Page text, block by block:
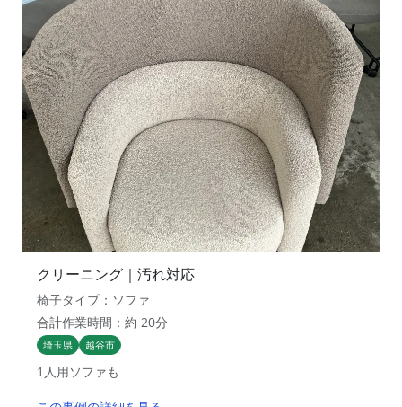
クリーニング｜汚れ対応
椅子タイプ：ソファ
合計作業時間：約 20分
埼玉県 越谷市
1人用ソファも